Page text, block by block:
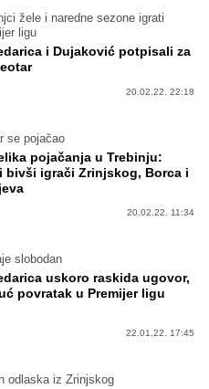
žele i naredne sezone igrati
ligu
i Dujaković potpisali za
20.02.22. 22:18
se pojačao
pojačanja u Trebinju:
bivši igrači Zrinjskog, Borca i
20.02.22. 11:34
slobodan
uskoro raskida ugovor,
povratak u Premijer ligu
22.01.22. 17:45
odlaska iz Zrinjskog